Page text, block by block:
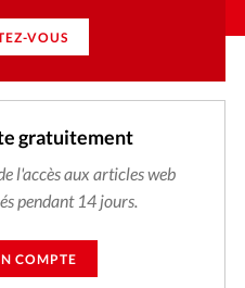
VOUS
gratuitement
l'accès aux articles web
pendant 14 jours.
COMPTE